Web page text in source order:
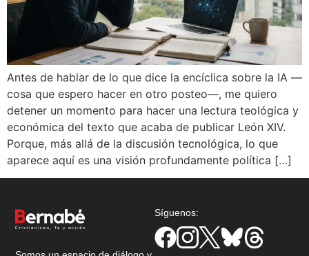
Antes de hablar de lo que dice la encíclica sobre la IA —
cosa que espero hacer en otro posteo—, me quiero
detener un momento para hacer una lectura teológica y
económica del texto que acaba de publicar León XIV.
Porque, más allá de la discusión tecnológica, lo que
aparece aquí es una visión profundamente política […]
Síguenos: